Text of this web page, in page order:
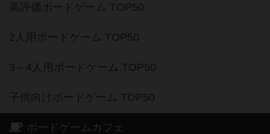
高評価ボードゲーム TOP50
2人用ボードゲーム TOP50
3～4人用ボードゲーム TOP50
子供向けボードゲーム TOP50
ボードゲームカフェ